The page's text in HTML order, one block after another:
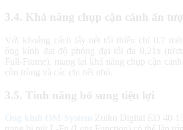
3.4. Khả năng chụp cận cảnh ấn
Với khoảng cách lấy nét tối thiểu chỉ 0.7 mét
ống kính đạt độ phóng đại tối đa 0.21x
Full-Frame), mang lại khả năng chụp cận
côn trùng và các chi tiết nhỏ.
3.5. Tính năng bổ sung tiện lợi
Zuiko Digital ED 40-